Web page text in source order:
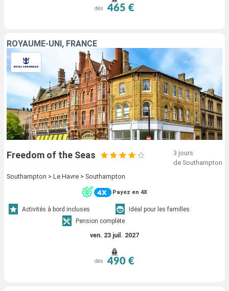
dès 465 €
ROYAUME-UNI, FRANCE
Freedom of the Seas
3 jours
de Southampton
Southampton > Le Havre > Southampton
Payez en 4X
Activités à bord incluses
Idéal pour les familles
Pension complète
ven. 23 juil. 2027
dès 490 €